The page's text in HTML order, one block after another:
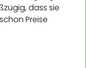
dass sie
Preise